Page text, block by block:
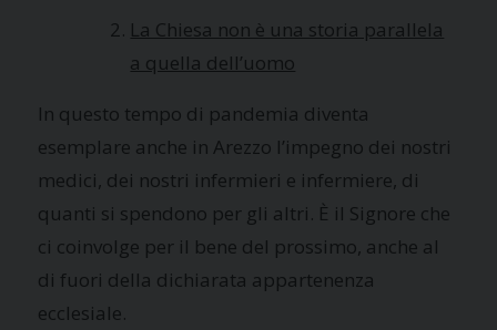
La Chiesa non è una storia parallela
a quella dell’uomo
In questo tempo di pandemia diventa
esemplare anche in Arezzo l’impegno dei nostri
medici, dei nostri infermieri e infermiere, di
quanti si spendono per gli altri. È il Signore che
ci coinvolge per il bene del prossimo, anche al
di fuori della dichiarata appartenenza
ecclesiale.